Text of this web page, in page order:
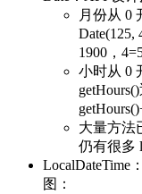
月份从 0
Date(125,
1900，
小时从 0
大量方法
仍有很多
LocalDateTime
图：